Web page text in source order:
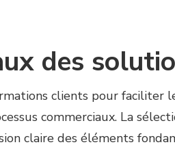
des
clients pour faciliter
commerciaux. La
claire des éléments